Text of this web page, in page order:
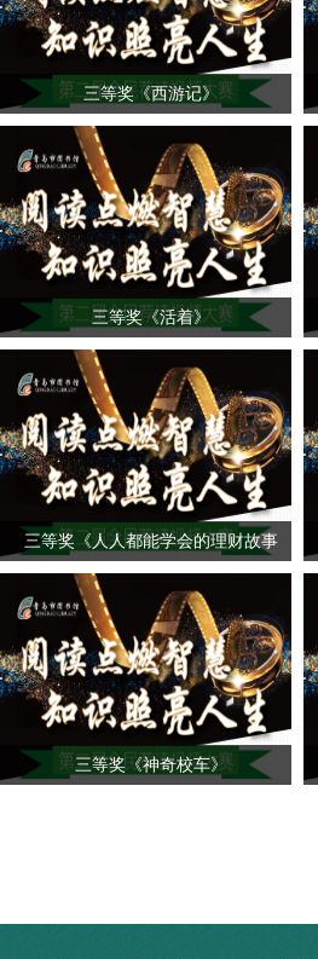
三等奖《西游记》
三等奖《活着》
三等奖《人人都能学会的理财故事
三等奖《神奇校车》